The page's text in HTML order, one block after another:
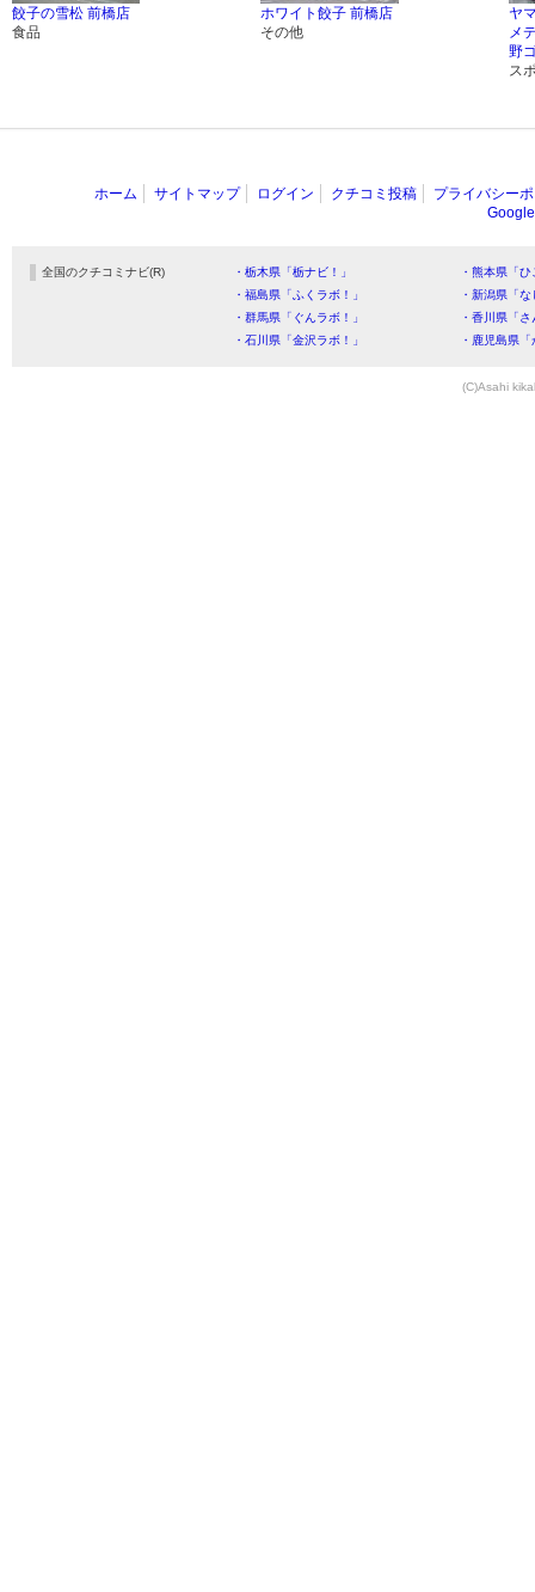
餃子の雪松 前橋店
食品
ホワイト餃子 前橋店
その他
ヤ
メ
野
ス
ホーム サイトマップ ログイン クチコミ投稿
プライバシー
全国のクチコミナビ(R) ・栃木県「栃ナビ！」
・熊本県「
・福島県「ふくラボ！」
・新潟県「
・群馬県「ぐんラボ！」
・香川県「
・石川県「金沢ラボ！」
・鹿児島県
(C)Asahi